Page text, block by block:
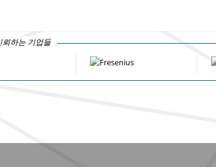
뢰하는 기업들